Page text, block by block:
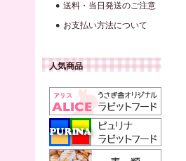
送料・当日発送のご注意
お支払い方法について
人気商品